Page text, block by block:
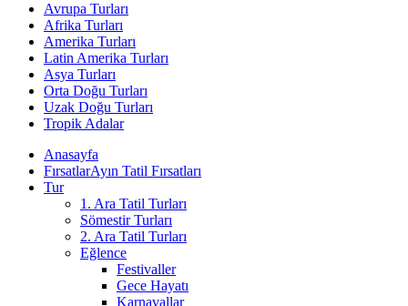
Avrupa Turları
Afrika Turları
Amerika Turları
Latin Amerika Turları
Asya Turları
Orta Doğu Turları
Uzak Doğu Turları
Tropik Adalar
Anasayfa
FırsatlarAyın Tatil Fırsatları
Tur
1. Ara Tatil Turları
Sömestir Turları
2. Ara Tatil Turları
Eğlence
Festivaller
Gece Hayatı
Karnavallar